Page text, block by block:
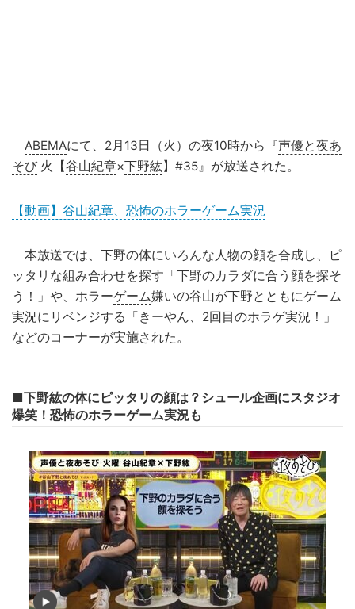
ABEMAにて、2月13日（火）の夜10時から『声優と夜あ
そび 火【谷山紀章×下野紘】#35』が放送された。
【動画】谷山紀章、恐怖のホラーゲーム実況
本放送では、下野の体にいろんな人物の顔を合成し、ピ
ッタリな組み合わせを探す「下野のカラダに合う顔を探そ
う！」や、ホラーゲーム嫌いの谷山が下野とともにゲーム
実況にリベンジする「きーやん、2回目のホラゲ実況！」
などのコーナーが実施された。
■下野紘の体にピッタリの顔は？シュール企画にスタジオ
爆笑！恐怖のホラーゲーム実況も